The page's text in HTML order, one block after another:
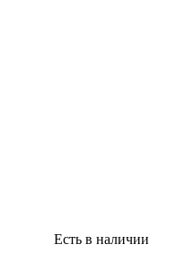
Есть в наличии